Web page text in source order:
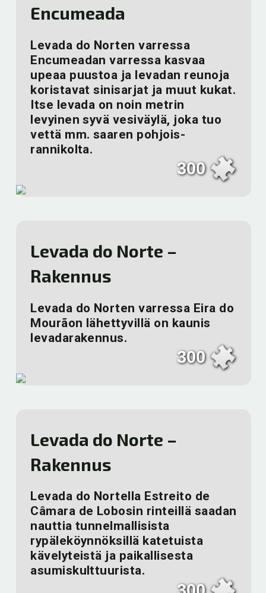
Encumeada
Levada do Norten varressa
Encumeadan varressa kasvaa
upeaa puustoa ja levadan reunoja
koristavat sinisarjat ja muut kukat.
Itse levada on noin metrin
levyinen syvä vesiväylä, joka tuo
vettä mm. saaren pohjois-
rannikolta.
300
Levada do Norte –
Rakennus
Levada do Norten varressa Eira do
Mourãon lähettyvillä on kaunis
levadarakennus.
300
Levada do Norte –
Rakennus
Levada do Nortella Estreito de
Câmara de Lobosin rinteillä saadan
nauttia tunnelmallisista
rypäleköynnöksillä katetuista
kävelyteistä ja paikallisesta
asumiskulttuurista.